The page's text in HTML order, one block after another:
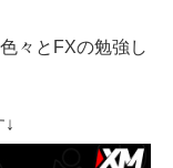
々とFXの勉強し